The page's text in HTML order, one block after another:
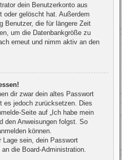
dein Benutzerkonto aus
oder gelöscht hat. Außerdem
Benutzer, die für längere Zeit
um die Datenbankgröße zu
erneut und nimm aktiv an den
dir zwar dein altes Passwort
es jedoch zurücksetzen. Dies
Seite auf „Ich habe mein
den Anweisungen folgst. So
können.
sein, dein Passwort
die Board-Administration.